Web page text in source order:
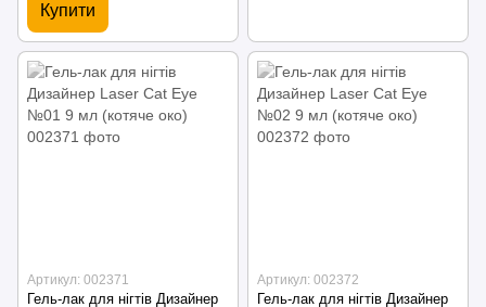
Купити
Артикул: 002371
Гель-лак для нігтів Дизайнер
Артикул: 002372
Гель-лак для нігтів Дизайнер